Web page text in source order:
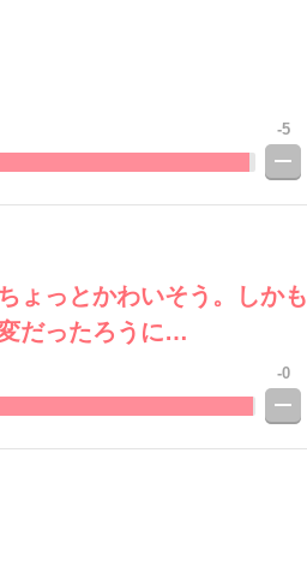
-5
ょっとかわいそう。しかも
だったろうに…
-0